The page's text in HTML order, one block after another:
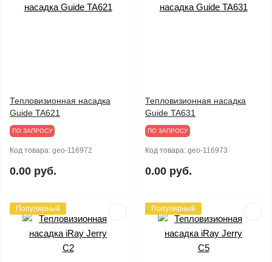
Тепловизионная насадка
Guide TA621
ПО ЗАПРОСУ
Код товара: geo-116972
0.00 руб.
Тепловизионная насадка
Guide TA631
ПО ЗАПРОСУ
Код товара: geo-116973
0.00 руб.
Популярный Популярный